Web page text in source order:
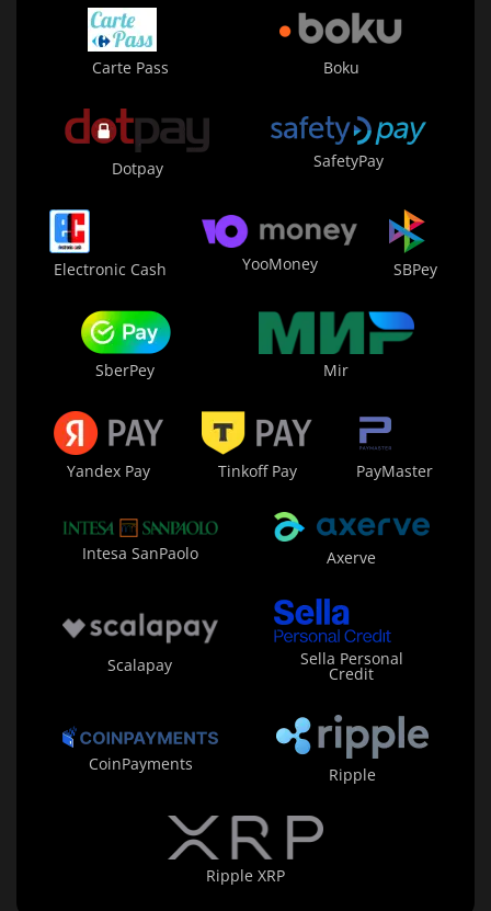
Carte Pass Boku
Dotpay SafetyPay
Electronic Cash YooMoney SBPey
SberPey Mir
Yandex Pay Tinkoff Pay PayMaster
Intesa SanPaolo Axerve
Scalapay Sella Personal
Credit
CoinPayments
Ripple
Ripple XRP